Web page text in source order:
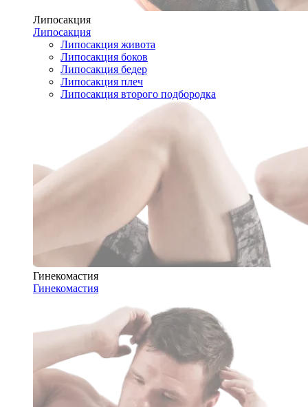
Липосакция
Липосакция
Липосакция живота
Липосакция боков
Липосакция бедер
Липосакция плеч
Липосакция второго подбородка
Гинекомастия
Гинекомастия